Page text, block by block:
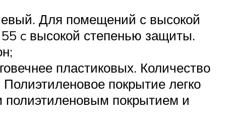
Для помещений с высокой
c высокой степенью защиты.
пластиковых. Количество
покрытие легко
полиэтиленовым покрытием и